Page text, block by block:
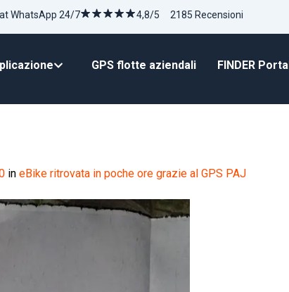
WhatsApp 24/7 4,8/5 2185 Recensioni
GPS flotte aziendali FINDER Portal
in eBike ritrovata in poche ore grazie al GPS PAJ